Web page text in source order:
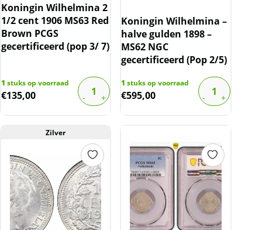
Koningin Wilhelmina 2
1/2 cent 1906 MS63 Red
Brown PCGS
gecertificeerd (pop 3/ 7)
1 stuks op voorraad
€135,00
Koningin Wilhelmina –
halve gulden 1898 –
MS62 NGC
gecertificeerd (Pop 2/5)
1 stuks op voorraad
€595,00
Zilver